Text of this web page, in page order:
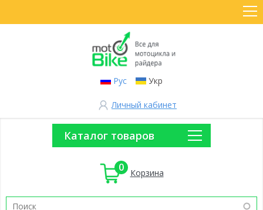
Рус Укр
Личный кабинет
Каталог товаров
0 Корзина